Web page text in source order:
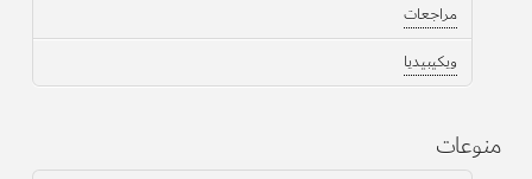
مراجعات
ويكيبيديا
منوعات